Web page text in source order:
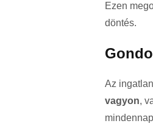
Ezen
döntés.
Az
vagyon,